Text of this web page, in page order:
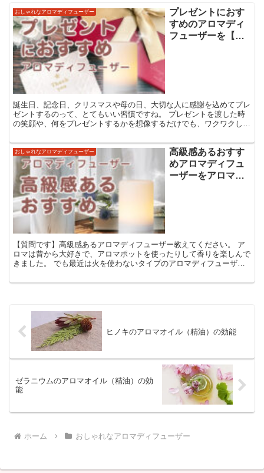
おしゃれなアロマディフューザー
プレゼントにおす
すめのアロマディ
フューザーを【歴
誕生日、記念日、クリスマスや母の日、大切な人に感謝を込めてプレ
ゼントするのって、とてもいい習慣ですね。 プレゼントを渡した時
の笑顔や、何をプレゼントするかを想像するだけでも、ワクワクして
おしゃれなアロマディフューザー
高級感あるおすす
めアロマディフュ
ーザーをアロマ歴
【質問です】高級感あるアロマディフューザー教えてください。 ア
ロマは昔から大好きで、アロマポットを使ったりして香りを楽しんで
きました。 でも最近は火を使わないタイプのアロマディフューザー
ヒノキのアロマオイル（精油）の効能
ゼラニウムのアロマオイル（精油）の効
能
ホーム おしゃれなアロマディフューザー